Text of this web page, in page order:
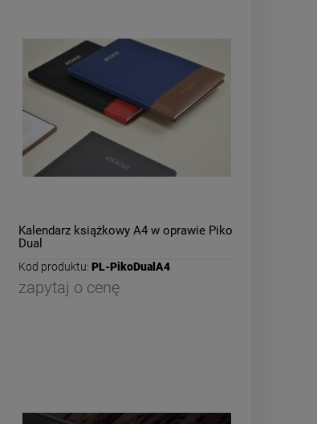
Kalendarz książkowy A4 w oprawie Piko
Dual
Kod produktu: PL-PikoDualA4
zapytaj o cenę